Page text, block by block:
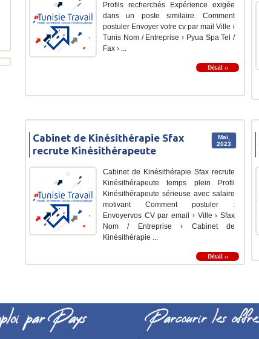
Profils recherchés Expérience exigée
dans un poste similaire. Comment
postuler Envoyer votre cv par mail Ville ›
Tunis Nom / Entreprise › Pyua Spa Tel /
Fax › ...
Détail ››
Mai,
2023
Cabinet de Kinésithérapie Sfax
recrute Kinésithérapeute
Cabinet de Kinésithérapie Sfax recrute
Kinésithérapeute temps plein Profil
Kinésithérapeute sérieuse avec salaire
motivant Comment postuler :
Envoyervos CV par email › Ville › Sfax
Nom / Entreprise › Cabinet de
Kinésithérapie ...
Détail ››